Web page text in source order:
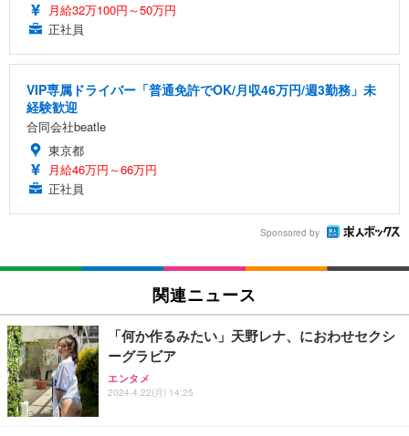
月給32万100円～50万円
正社員
VIP専属ドライバー「普通免許でOK/月収46万円/週3勤務」未
経験歓迎
合同会社beatle
東京都
月給46万円～66万円
正社員
Sponsored by
関連ニュース
「何か作るみたい」天野レナ、におわせセクシ
ーグラビア
エンタメ
2024.4.22(月) 14:25